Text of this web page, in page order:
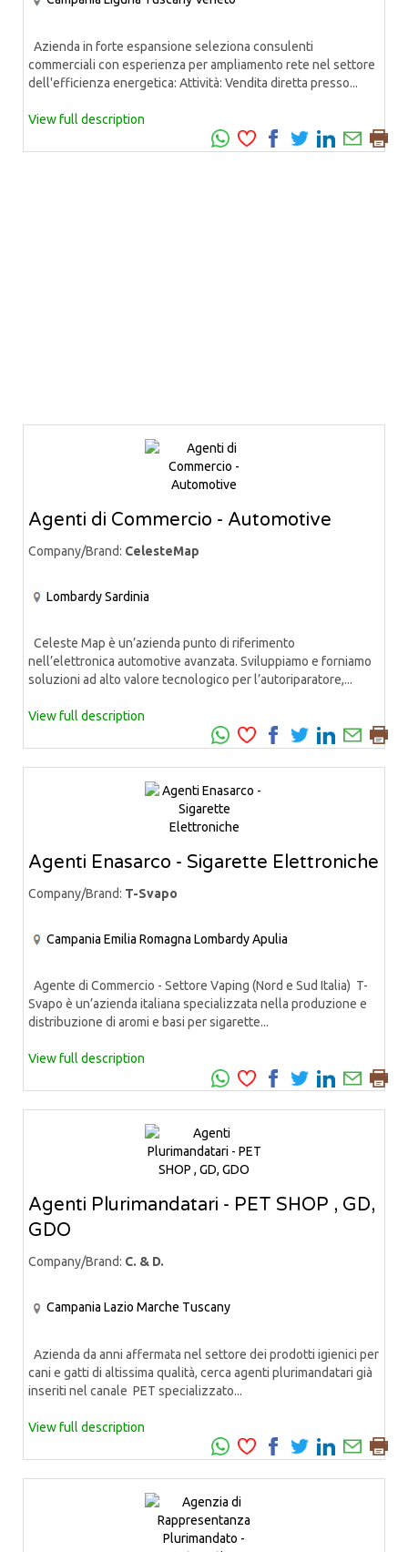
Azienda in forte espansione seleziona consulenti
commerciali con esperienza per ampliamento rete nel settore
dell'efficienza energetica: Attività: Vendita diretta presso...
View full description
Agenti di Commercio - Automotive
Company/Brand: CelesteMap
LombardySardinia
Celeste Map è un’azienda punto di riferimento
nell’elettronica automotive avanzata. Sviluppiamo e forniamo
soluzioni ad alto valore tecnologico per l’autoriparatore,...
View full description
Agenti Enasarco - Sigarette Elettroniche
Company/Brand: T-Svapo
Campania Emilia Romagna LombardyApulia
Agente di Commercio - Settore Vaping (Nord e Sud Italia) T-
Svapo è un’azienda italiana specializzata nella produzione e
distribuzione di aromi e basi per sigarette...
View full description
Agenti Plurimandatari - PET SHOP , GD,
GDO
Company/Brand: C. & D.
Campania Lazio Marche Tuscany
Azienda da anni affermata nel settore dei prodotti igienici per
cani e gatti di altissima qualità, cerca agenti plurimandatari già
inseriti nel canale PET specializzato...
View full description